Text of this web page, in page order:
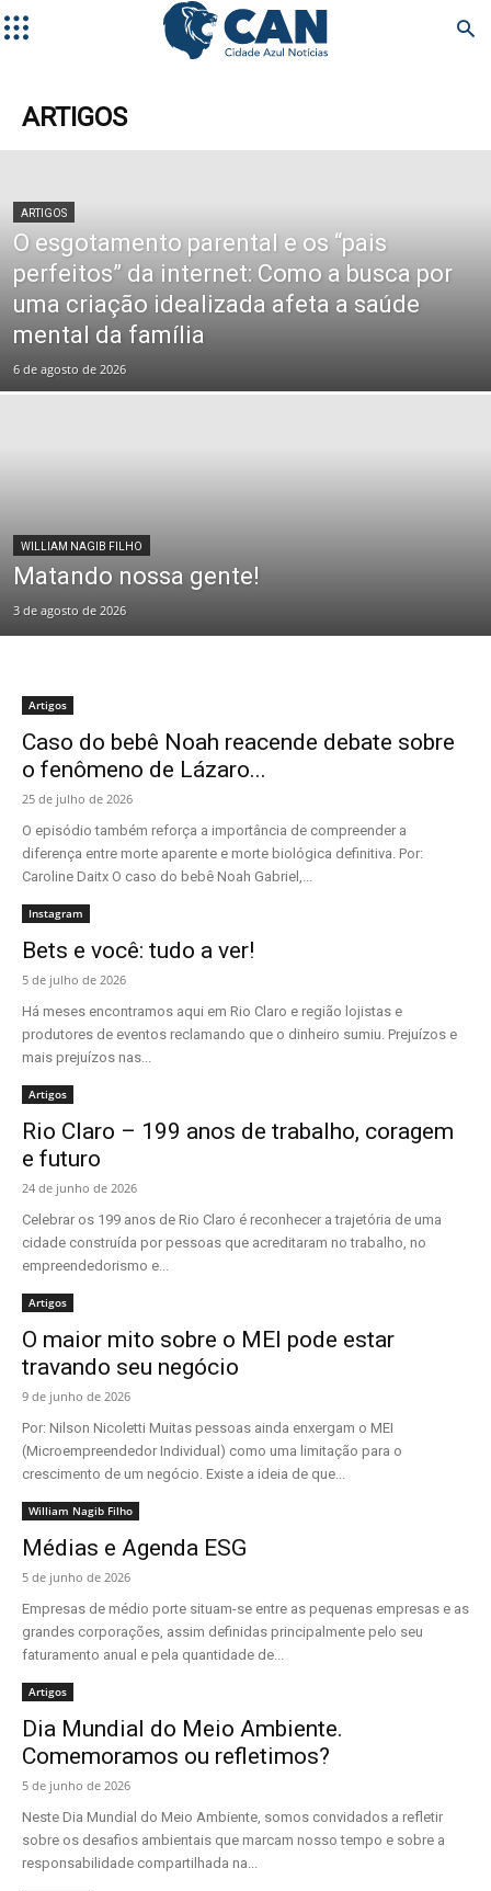
ARTIGOS
ARTIGOS
O esgotamento parental e os “pais
perfeitos” da internet: Como a busca por
uma criação idealizada afeta a saúde
mental da família
6 de agosto de 2026
WILLIAM NAGIB FILHO
Matando nossa gente!
3 de agosto de 2026
Artigos
Caso do bebê Noah reacende debate sobre
o fenômeno de Lázaro...
25 de julho de 2026
O episódio também reforça a importância de compreender a
diferença entre morte aparente e morte biológica definitiva. Por:
Caroline Daitx O caso do bebê Noah Gabriel,...
Instagram
Bets e você: tudo a ver!
5 de julho de 2026
Há meses encontramos aqui em Rio Claro e região lojistas e
produtores de eventos reclamando que o dinheiro sumiu. Prejuízos e
mais prejuízos nas...
Artigos
Rio Claro – 199 anos de trabalho, coragem
e futuro
24 de junho de 2026
Celebrar os 199 anos de Rio Claro é reconhecer a trajetória de uma
cidade construída por pessoas que acreditaram no trabalho, no
empreendedorismo e...
Artigos
O maior mito sobre o MEI pode estar
travando seu negócio
9 de junho de 2026
Por: Nilson Nicoletti Muitas pessoas ainda enxergam o MEI
(Microempreendedor Individual) como uma limitação para o
crescimento de um negócio. Existe a ideia de que...
William Nagib Filho
Médias e Agenda ESG
5 de junho de 2026
Empresas de médio porte situam-se entre as pequenas empresas e as
grandes corporações, assim definidas principalmente pelo seu
faturamento anual e pela quantidade de...
Artigos
Dia Mundial do Meio Ambiente.
Comemoramos ou refletimos?
5 de junho de 2026
Neste Dia Mundial do Meio Ambiente, somos convidados a refletir
sobre os desafios ambientais que marcam nosso tempo e sobre a
responsabilidade compartilhada na...